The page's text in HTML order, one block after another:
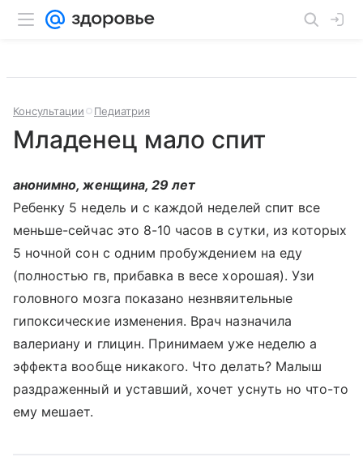
Консультации Педиатрия
Младенец мало спит
анонимно, женщина, 29 лет
Ребенку 5 недель и с каждой неделей спит все
меньше-сейчас это 8-10 часов в сутки, из которых
5 ночной сон с одним пробуждением на еду
(полностью гв, прибавка в весе хорошая). Узи
головного мозга показано незнвяительные
гипоксические изменения. Врач назначила
валериану и глицин. Принимаем уже неделю а
эффекта вообще никакого. Что делать? Малыш
раздраженный и уставший, хочет уснуть но что-то
ему мешает.